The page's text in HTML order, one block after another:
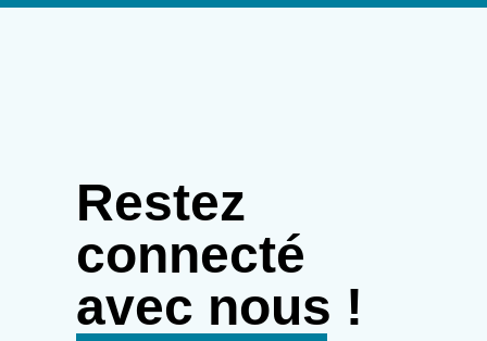
Restez
connecté
avec nous !